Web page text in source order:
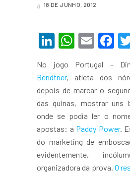
18 DE JUNHO, 2012
LinkedIn
No jogo Portugal –
Bendtner, atleta dos
depois de marcar o
das quinas, mostrar uns
onde se podia ler o
apostas: a Paddy Power.
do marketing de
evidentemente,
organizadora da prova. O